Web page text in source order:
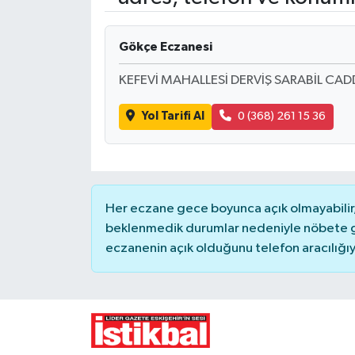
Gökçe Eczanesi
KEFEVİ MAHALLESİ DERVİŞ SARABİL
Yol Tarifi Al 0 (368) 261 15 36
Her eczane gece boyunca açık
beklenmedik durumlar nedeniyle nöbete
eczanenin açık olduğunu telefon
Resmi ilanlar